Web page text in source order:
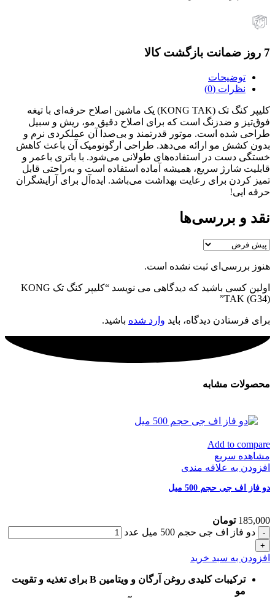
7 روز ضمانت بازگشت کالا
توضیحات
نظرات (0)
کلیپر کنگ تک (KONG TAK) یک ماشین اصلاح حرفه‌ای با تیغه
فوق‌تیز و ضدزنگ است که برای اصلاح دقیق مو، ریش و سبیل
طراحی شده است. موتور قدرتمند و بی‌صدا آن عملکردی نرم و
بدون کشش مو ارائه می‌دهد. طراحی ارگونومیک آن باعث کاهش
خستگی دست در استفاده‌های طولانی می‌شود. با باتری با‌عمر و
قابلیت شارژ سریع، همیشه آماده استفاده است و به‌راحتی قابل
تمیز کردن برای رعایت بهداشت می‌باشد. ایده‌آل برای آرایشگران
حرفه ایی!
نقد و بررسی‌ها
هنوز بررسی‌ای ثبت نشده است.
اولین کسی باشید که دیدگاهی می نویسد “کلیپر کنگ تک KONG
TAK (G34)”
برای فرستادن دیدگاه، باید وارد شده باشید.
محصولات مشابه
Add to compare
مشاهده سریع
افزودن به علاقه مندی
دو فاز اف جی حجم 500 میل
185,000 تومان
دو فاز اف جی حجم 500 میل عدد
افزودن به سبد خرید
ترکیبات کلیدی روغن آرگان و ویتامین B برای تغذیه و تقویت
مو